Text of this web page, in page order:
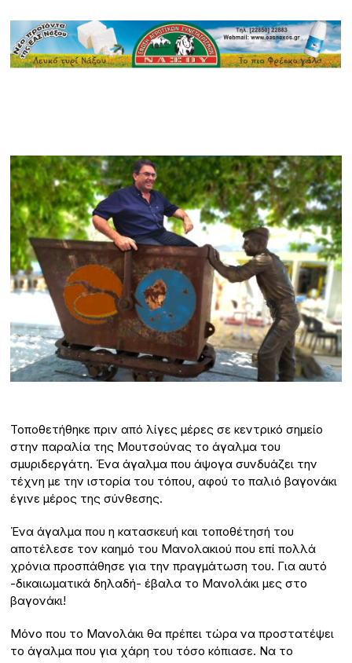
Τοποθετήθηκε πριν από λίγες μέρες σε κεντρικό σημείο
στην παραλία της Μουτσούνας το άγαλμα του
σμυριδεργάτη. Ένα άγαλμα που άψογα συνδυάζει την
τέχνη με την ιστορία του τόπου, αφού το παλιό βαγονάκι
έγινε μέρος της σύνθεσης.
Ένα άγαλμα που η κατασκευή και τοποθέτησή του
αποτέλεσε τον καημό του Μανολακιού που επί πολλά
χρόνια προσπάθησε για την πραγμάτωση του. Για αυτό
-δικαιωματικά δηλαδή- έβαλα το Μανολάκι μες στο
βαγονάκι!
Μόνο που το Μανολάκι θα πρέπει τώρα να προστατέψει
το άγαλμα που για χάρη του τόσο κόπιασε. Να το